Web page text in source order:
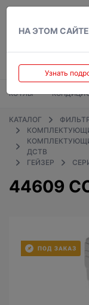
НА ЭТОМ
Узнать
КОТЛЫ
КАТАЛОГ
ДСТВ
ГЕЙЗЕР
44609